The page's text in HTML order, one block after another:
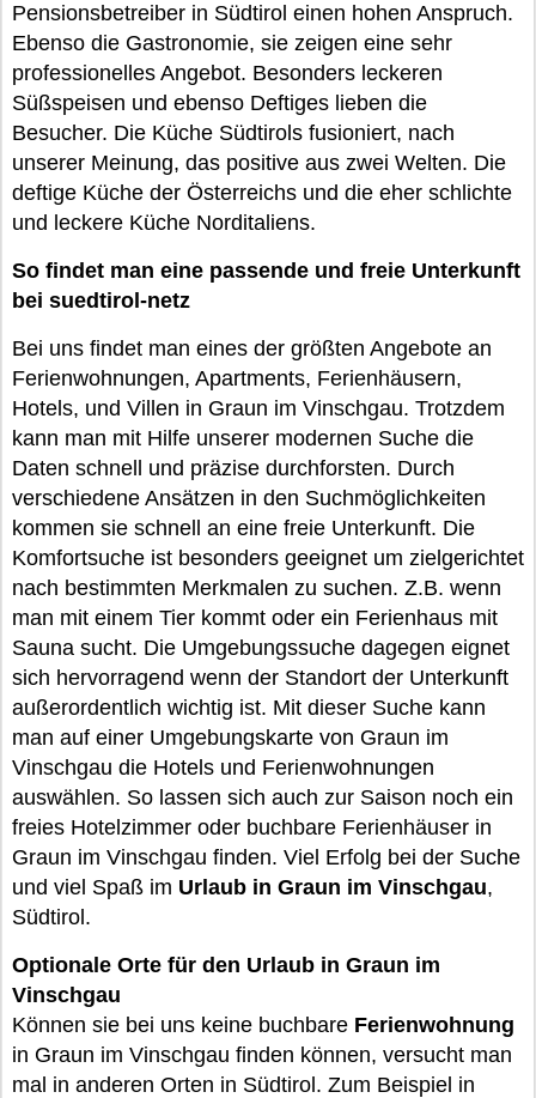
Pensionsbetreiber in Südtirol einen hohen Anspruch.
Ebenso die Gastronomie, sie zeigen eine sehr
professionelles Angebot. Besonders leckeren
Süßspeisen und ebenso Deftiges lieben die
Besucher. Die Küche Südtirols fusioniert, nach
unserer Meinung, das positive aus zwei Welten. Die
deftige Küche der Österreichs und die eher schlichte
und leckere Küche Norditaliens.
So findet man eine passende und freie Unterkunft
bei suedtirol-netz
Bei uns findet man eines der größten Angebote an
Ferienwohnungen, Apartments, Ferienhäusern,
Hotels, und Villen in Graun im Vinschgau. Trotzdem
kann man mit Hilfe unserer modernen Suche die
Daten schnell und präzise durchforsten. Durch
verschiedene Ansätzen in den Suchmöglichkeiten
kommen sie schnell an eine freie Unterkunft. Die
Komfortsuche ist besonders geeignet um zielgerichtet
nach bestimmten Merkmalen zu suchen. Z.B. wenn
man mit einem Tier kommt oder ein Ferienhaus mit
Sauna sucht. Die Umgebungssuche dagegen eignet
sich hervorragend wenn der Standort der Unterkunft
außerordentlich wichtig ist. Mit dieser Suche kann
man auf einer Umgebungskarte von Graun im
Vinschgau die Hotels und Ferienwohnungen
auswählen. So lassen sich auch zur Saison noch ein
freies Hotelzimmer oder buchbare Ferienhäuser in
Graun im Vinschgau finden. Viel Erfolg bei der Suche
und viel Spaß im Urlaub in Graun im Vinschgau,
Südtirol.
Optionale Orte für den Urlaub in Graun im
Vinschgau
Können sie bei uns keine buchbare Ferienwohnung
in Graun im Vinschgau finden können, versucht man
mal in anderen Orten in Südtirol. Zum Beispiel in